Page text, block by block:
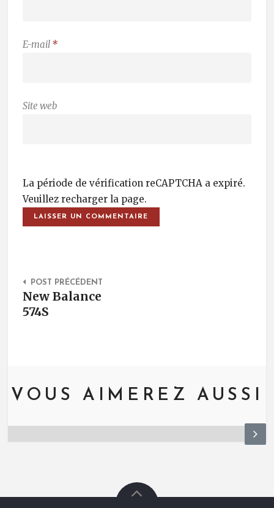
E-mail *
Site web
La période de vérification reCAPTCHA a expiré.
Veuillez recharger la page.
Post Navigation
POST PRÉCÉDENT
New Balance
574S
VOUS AIMEREZ AUSSI
t